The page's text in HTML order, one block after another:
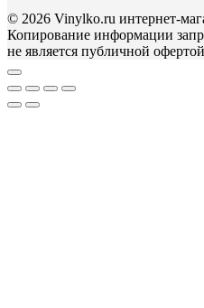
© 2026 Vinylko.ru интернет-
Копирование информации
не является публичной